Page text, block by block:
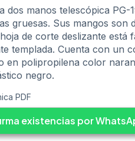
dos manos telescópica
gruesas. Sus mangos son
de corte deslizante está
templada. Cuenta con un
en polipropilena color
negro.
PDF
existencias por